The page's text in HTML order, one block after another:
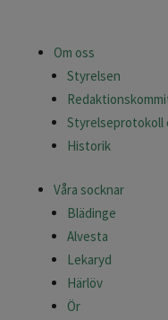
Om oss
Styrelsen
Styrelseprotokoll
Historik
Våra socknar
Blädinge
Alvesta
Lekaryd
Härlöv
Ör